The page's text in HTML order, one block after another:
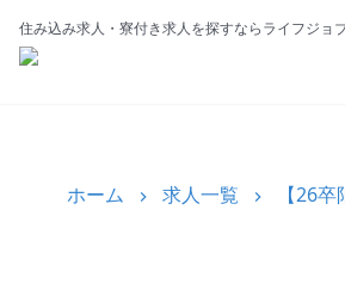
住み込み求人・寮付き求人を探すならライフジョ
ホーム 求人一覧 【26